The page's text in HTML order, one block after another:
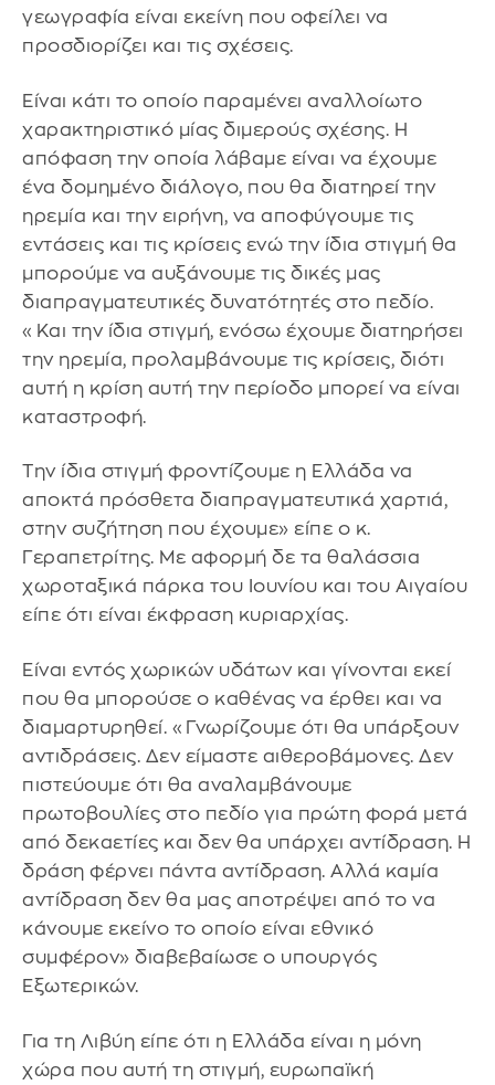
γεωγραφία είναι εκείνη που οφείλει να
προσδιορίζει και τις σχέσεις.
Είναι κάτι το οποίο παραμένει αναλλοίωτο
χαρακτηριστικό μίας διμερούς σχέσης. Η
απόφαση την οποία λάβαμε είναι να έχουμε
ένα δομημένο διάλογο, που θα διατηρεί την
ηρεμία και την ειρήνη, να αποφύγουμε τις
εντάσεις και τις κρίσεις ενώ την ίδια στιγμή θα
μπορούμε να αυξάνουμε τις δικές μας
διαπραγματευτικές δυνατότητές στο πεδίο.
«Και την ίδια στιγμή, ενόσω έχουμε διατηρήσει
την ηρεμία, προλαμβάνουμε τις κρίσεις, διότι
αυτή η κρίση αυτή την περίοδο μπορεί να είναι
καταστροφή.
Την ίδια στιγμή φροντίζουμε η Ελλάδα να
αποκτά πρόσθετα διαπραγματευτικά χαρτιά,
στην συζήτηση που έχουμε» είπε ο κ.
Γεραπετρίτης. Με αφορμή δε τα θαλάσσια
χωροταξικά πάρκα του Ιουνίου και του Αιγαίου
είπε ότι είναι έκφραση κυριαρχίας.
Είναι εντός χωρικών υδάτων και γίνονται εκεί
που θα μπορούσε ο καθένας να έρθει και να
διαμαρτυρηθεί. «Γνωρίζουμε ότι θα υπάρξουν
αντιδράσεις. Δεν είμαστε αιθεροβάμονες. Δεν
πιστεύουμε ότι θα αναλαμβάνουμε
πρωτοβουλίες στο πεδίο για πρώτη φορά μετά
από δεκαετίες και δεν θα υπάρχει αντίδραση. Η
δράση φέρνει πάντα αντίδραση. Αλλά καμία
αντίδραση δεν θα μας αποτρέψει από το να
κάνουμε εκείνο το οποίο είναι εθνικό
συμφέρον» διαβεβαίωσε ο υπουργός
Εξωτερικών.
Για τη Λιβύη είπε ότι η Ελλάδα είναι η μόνη
χώρα που αυτή τη στιγμή, ευρωπαϊκή